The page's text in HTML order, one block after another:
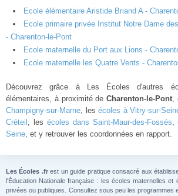
Ecole élémentaire Aristide Briand A -
Ecole primaire privée Institut Notre Dame
- Charenton-le-Pont
Ecole maternelle du Port aux Lions -
Ecole maternelle les Quatre Vents -
Découvrez grâce à Les Écoles d'autres
élémentaires, à proximité deCharenton-le-Pont,
Champigny-sur-Marne, les écoles à Vitry-sur-
Créteil , les écoles dans Saint-Maur-des-Fossés,
Seine, et y retrouver les coordonnées en rapport.
Les Écoles .frest un guide pratique consacré aux
l'Éducation Nationale française : les écoles maternelles et
privées ou publiques. Consultez sous peu les programmes